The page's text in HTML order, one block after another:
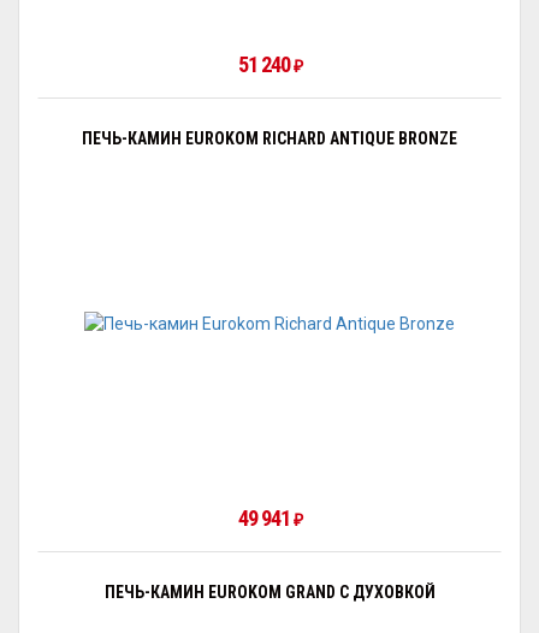
51 240₽
ПЕЧЬ-КАМИН EUROKOM RICHARD ANTIQUE BRONZE
49 941 ₽
ПЕЧЬ-КАМИН EUROKOM GRAND С ДУХОВКОЙ